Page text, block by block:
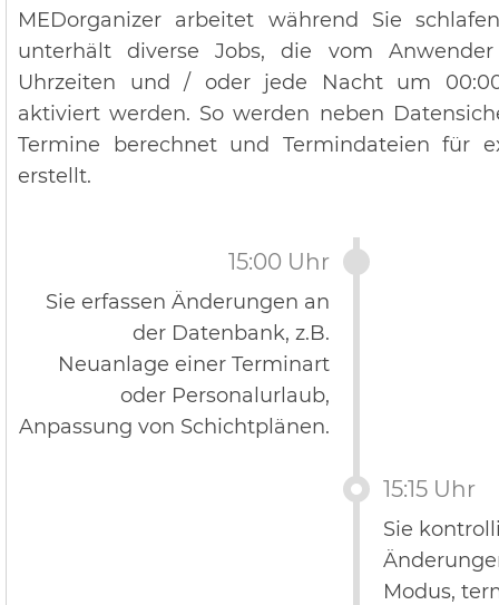
MEDorganizer arbeitet während Sie
unterhält diverse Jobs, die vom
Uhrzeiten und / oder jede Nacht um
aktiviert werden. So werden neben
Termine berechnet und Termindateien für
erstellt.
15:00 Uhr
Sie erfassen Änderungen an
der Datenbank, z.B.
Neuanlage einer Terminart
oder Personalurlaub,
Anpassung von Schichtplänen.
15:15 Uhr
Sie
Modus,